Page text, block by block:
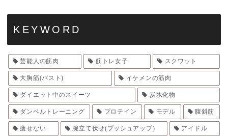
KEYWORD
芸能人の筋肉 筋トレ女子 スクワット
大胸筋(バスト) イケメンの筋肉
ダイエット中のスイーツ 炭水化物
ダンベルトレーニング プロテイン モデル 腹斜筋
痩せない 腕立て伏せ(プッシュアップ) アイドル